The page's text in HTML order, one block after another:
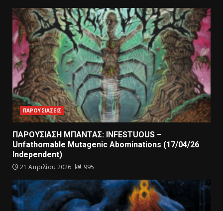
ΠΑΡΟΥΣΙΑΣΕΙΣ
ΠΑΡΟΥΣΙΑΣΗ ΜΠΑΝΤΑΣ: INFESTUOUS –
Unfathomable Mutagenic Abominations (17/04/26
Independent)
21 Απριλίου 2026 995